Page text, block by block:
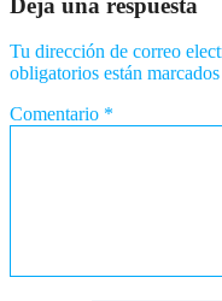
Deja una respuesta
Tu dirección de correo
obligatorios están
Comentario *